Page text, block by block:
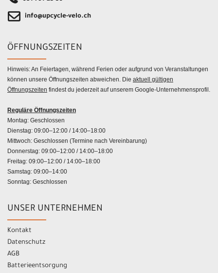
info@upcycle-velo.ch
ÖFFNUNGSZEITEN
Hinweis: An Feiertagen, während Ferien oder aufgrund von Veranstaltungen
können unsere Öffnungszeiten abweichen. Die aktuell gültigen
Öffnungszeiten findest du jederzeit auf unserem Google-Unternehmensprofil.
Reguläre Öffnungszeiten
Montag: Geschlossen
Dienstag: 09:00–12:00 / 14:00–18:00
Mittwoch: Geschlossen (Termine nach Vereinbarung)
Donnerstag: 09:00–12:00 / 14:00–18:00
Freitag: 09:00–12:00 / 14:00–18:00
Samstag: 09:00–14:00
Sonntag: Geschlossen
UNSER UNTERNEHMEN
Kontakt
Datenschutz
AGB
Batterieentsorgung